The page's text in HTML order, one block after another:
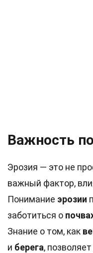
Важность
Эрозия — это не
важный фактор,
Понимание эрозии
заботиться о
Знание о том, как
и берега,